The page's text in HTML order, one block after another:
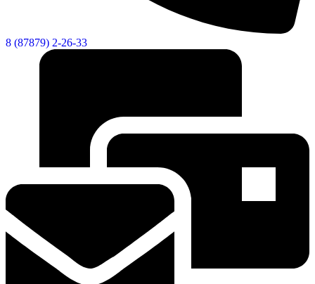
8 (87879) 2-26-33